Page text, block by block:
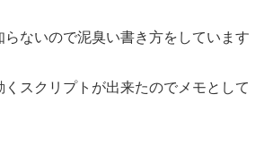
らないので泥臭い書き方をしています
スクリプトが出来たのでメモとして